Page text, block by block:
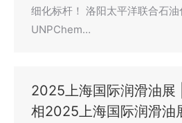
细化标杆！ 洛阳太平洋联合石油
UNPChem…
2025上海国际润滑油展
相2025上海国际润滑油